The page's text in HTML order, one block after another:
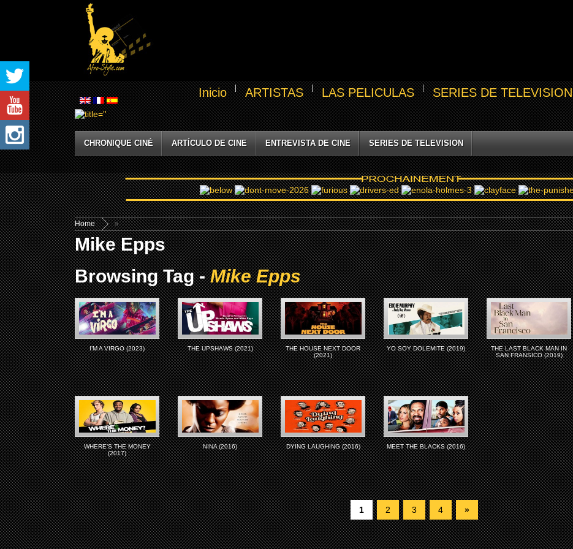
Inicio ARTISTAS LAS PELICULAS SERIES DE TELEVISION
CHRONIQUE CINÉ ARTÍCULO DE CINE ENTREVISTA DE CINE SERIES DE TELEVISION
Home »
Mike Epps
Browsing Tag -Mike Epps
I’M A VIRGO (2023) THE UPSHAWS (2021)
THE HOUSE NEXT DOOR
(2021)
YO SOY DOLEMITE (2019)
THE LAST BLACK MAN IN
SAN FRANSICO (2019)
WHERE’S THE MONEY
(2017)
NINA (2016) DYING LAUGHING (2016) MEET THE BLACKS (2016)
1 2 3 4 »